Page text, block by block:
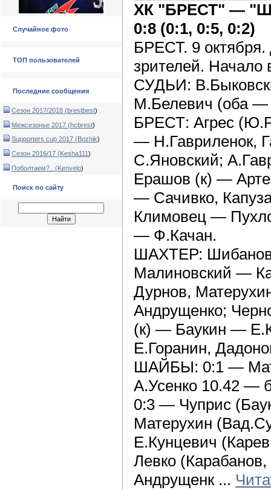
Случайное фото
ТОП пользователей
Последние сообщения
Сезон 2017/2018 (brestbest)
Межсезонье 2017 (hcbrest)
Supporters cup 2017 (Bozhik)
Сезон 2016/17 (Kesha111)
Поболтаем?.. (Kenvelo)
Поиск по сайту
ХК "БРЕСТ" —
0:8 (0:1, 0:5, 0:2)
БРЕСТ. 9 октября.
зрителей. Начало
СУДЬИ:
М.Белевич (оба —
БРЕСТ: Агрес
— Н.Гавриленок,
С.Яновский;
Ерашов (к) —
— Сачивко,
Климовец —
— Ф.Качан.
ШАХТЕР:
Малиновский —
Дурнов,
Андрущенко;
(к) — Баукин —
Е.Горанин,
ШАЙБЫ: 0:1 —
А.Усенко 10.42 —
0:3 — Чуприс
Матерухин
Е.Кунцевич
Левко
Андрущенк ...